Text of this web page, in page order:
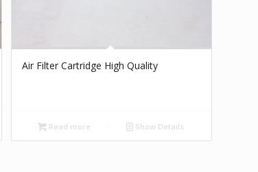
Air Filter Cartridge High Quality
Read more Show Details